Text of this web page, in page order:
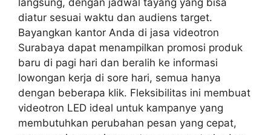
diatur sesuai waktu dan audiens target.
Bayangkan kantor Anda di jasa videotron
Surabaya dapat menampilkan promosi produk
baru di pagi hari dan beralih ke informasi
lowongan kerja di sore hari, semua hanya
dengan beberapa klik. Fleksibilitas ini membuat
videotron LED ideal untuk kampanye yang
membutuhkan perubahan pesan yang cepat,